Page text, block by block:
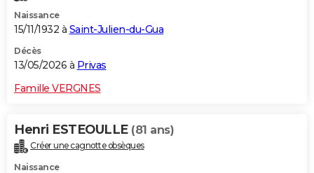
Naissance
15/11/1932 à Saint-Julien-du-Gua
Décès
13/05/2026 à Privas
Famille VERGNES
Henri ESTEOULLE (81 ans)
Créer une cagnotte obsèques
Naissance